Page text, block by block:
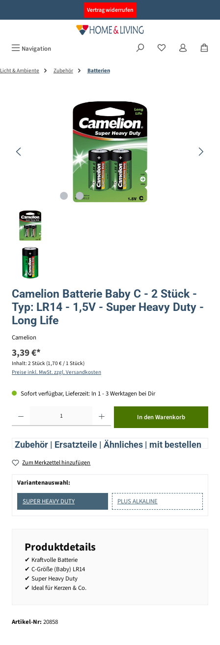
Vertrag widerrufen
Navigation
Licht & Ambiente Zubehör Batterien
Camelion Batterie Baby C - 2 Stück -
Typ: LR14 - 1,5V - Super Heavy Duty -
Long Life
Camelion
3,39 €*
Inhalt: 2 Stück (1,70 € / 1 Stück)
Preise inkl. MwSt. zzgl. Versandkosten
Sofort verfügbar, Lieferzeit: In 1 - 3 Werktagen bei Dir
In den Warenkorb
Zubehör | Ersatzteile | Ähnliches | mit bestellen
Zum Merkzettel hinzufügen
Variantenauswahl:
SUPER HEAVY DUTY PLUS ALKALINE
Produktdetails
✔ Kraftvolle Batterie
✔ C-Größe (Baby) LR14
✔ Super Heavy Duty
✔ Ideal für Kerzen & Co.
Artikel-Nr: 20858